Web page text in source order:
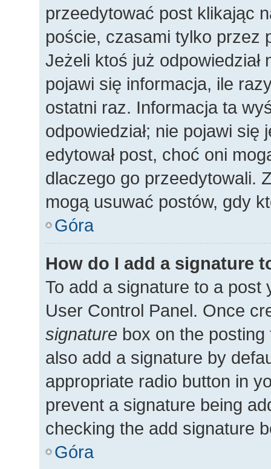
przeedytować post klikając
poście, czasami tylko przez
Jeżeli ktoś już
pojawi się informacja, ile
ostatni raz. Informacja ta
odpowiedział; nie pojawi
edytował post, choć oni
dlaczego go przeedytowali.
mogą usuwać postów, gdy
Góra
How do I add a signature
To add a signature to a
User Control Panel. Once
signature box on the
also add a signature by
appropriate radio button in
prevent a signature being
checking the add signature
Góra